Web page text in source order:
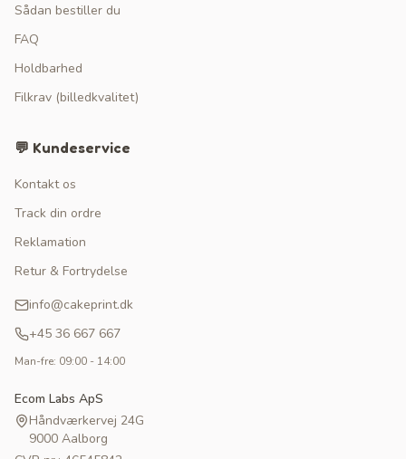
Sådan bestiller du
FAQ
Holdbarhed
Filkrav (billedkvalitet)
💬 Kundeservice
Kontakt os
Track din ordre
Reklamation
Retur & Fortrydelse
info@cakeprint.dk
+45 36 667 667
Man-fre: 09:00 - 14:00
Ecom Labs ApS
Håndværkervej 24G
9000 Aalborg